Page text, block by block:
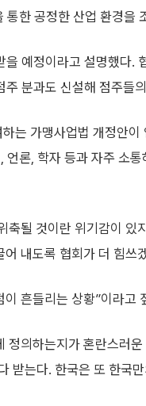
한 공정한 산업 환경을
예정이라고 설명했다.
분과도 신설해 점주들
는 가맹사업법 개정안
론, 학자 등과 자주 소
축될 것이란 위기감이
내도록 협회가 더 힘쓰
흔들리는 상황”이라고
정의하는지가 혼란스러
받는다. 한국은 또 한국